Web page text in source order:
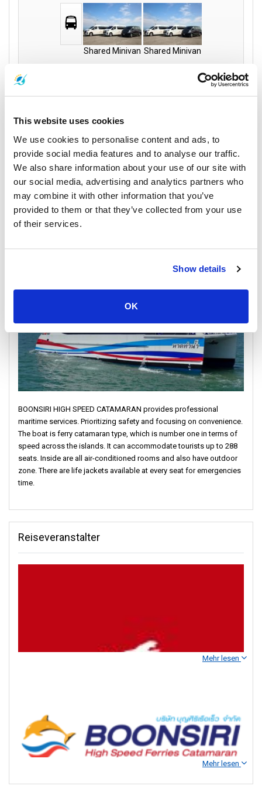
This website uses cookies
We use cookies to personalise content and ads, to
provide social media features and to analyse our traffic.
We also share information about your use of our site with
our social media, advertising and analytics partners who
may combine it with other information that you’ve
provided to them or that they’ve collected from your use
of their services.
Show details
OK
Shared Minivan Shared Minivan
1,100
Book
Mehr lesen
Fahrzeuge
BOONSIRI HIGH SPEED CATAMARAN provides professional
maritime services. Prioritizing safety and focusing on convenience.
The boat is ferry catamaran type, which is number one in terms of
speed across the islands. It can accommodate tourists up to 288
seats. Inside are all air-conditioned rooms and also have outdoor
zone. There are life jackets available at every seat for emergencies
time.
Reiseveranstalter
Mehr lesen
Mehr lesen